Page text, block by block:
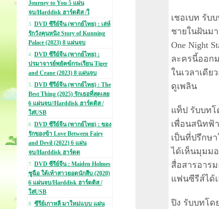
Journey to You 5 แผ่น
จบ/Harddisk ฮาร์ดดิส /ใ
3. DVD ซีรีย์จีน (พากย์ไทย) : เล่ห์
รักวังคุนหนิง Story of Kunning
Palace (2023) 8 แผ่นจบ
4. DVD ซีรีย์จีน (พากย์ไทย) :
ปรมาจารย์พยัคฆ์กระเรียน Tiger
and Crane (2023) 8 แผ่นจบ
5. DVD ซีรีย์จีน (พากย์ไทย) : The
Best Thing (2025) รักเธอที่สุดเลย
6 แผ่นจบ//Harddisk ฮาร์ดดิส /
ใส่USB
6. DVD ซีรีย์จีน (พากย์ไทย) : ของ
รักของข้า Love Between Fairy
and Devil (2022) 6 แผ่น
จบ/Harddisk ฮาร์ดด
7. DVD ซีรีย์จีน : Maiden Holmes
ซูฉือ ใต้เท้าสาวยอดนักสืบ (2020)
6 แผ่นจบ/Harddisk ฮาร์ดดิส /
ใส่USB
8. ซีรีย์เกาหลี มาใหม่แบบ แผ่น
เชอเบท รับ
ชายในฝันม
One Night
ละครนี้ออก
ในเวลาเดี
ดูเพลิน
แท็ป รับบท
เพื่อนสนิทฟ้
เป็นที่ปรึกษ
ได้เห็นมุมม
สื่อสารอาร
แฟนซีรีส์ได้เ
ปิง รับบทโ